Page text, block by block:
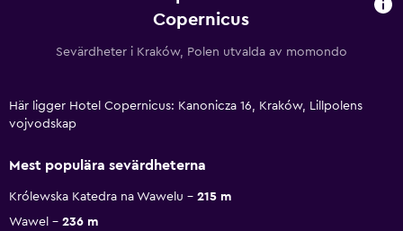
Copernicus
Sevärdheter i Kraków, Polen utvalda av momondo
Här ligger Hotel Copernicus: Kanonicza 16, Kraków, Lillpolens
vojvodskap
Mest populära sevärdheterna
Królewska Katedra na Wawelu
215 m
Wawel
236 m